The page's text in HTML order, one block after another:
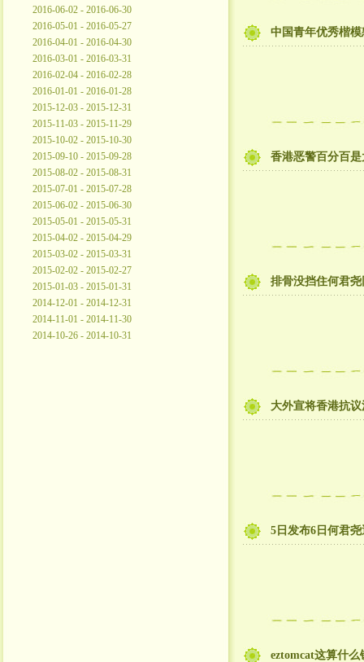
2016-06-02 - 2016-06-30
2016-05-01 - 2016-05-27
2016-04-01 - 2016-04-30
2016-03-01 - 2016-03-31
2016-02-04 - 2016-02-28
2016-01-01 - 2016-01-28
2015-12-03 - 2015-12-31
2015-11-03 - 2015-11-29
2015-10-02 - 2015-10-30
2015-09-10 - 2015-09-28
2015-08-02 - 2015-08-31
2015-07-01 - 2015-07-28
2015-06-02 - 2015-06-30
2015-05-01 - 2015-05-31
2015-04-02 - 2015-04-29
2015-03-02 - 2015-03-31
2015-02-02 - 2015-02-27
2015-01-03 - 2015-01-31
2014-12-01 - 2014-12-31
2014-11-01 - 2014-11-30
2014-10-26 - 2014-10-31
中国青年优秀楷
香港恶警百分百
排骨没挡住何君
大外宣将香港抗
5日发布6日何君
eztomcat这算什